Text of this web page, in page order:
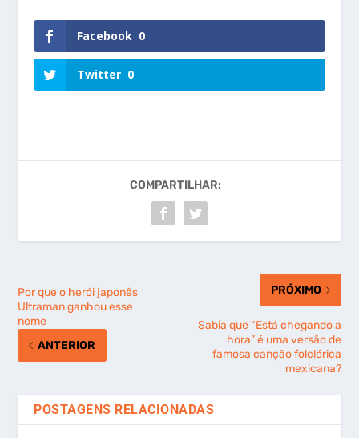
Facebook 0
Twitter 0
COMPARTILHAR:
Por que o herói japonês
Ultraman ganhou esse
nome
ANTERIOR
PRÓXIMO
Sabia que “Está chegando a
hora” é uma versão de
famosa canção folclórica
mexicana?
POSTAGENS RELACIONADAS